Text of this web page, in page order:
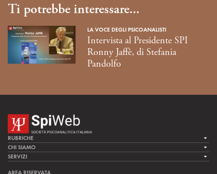
Ti potrebbe interessare...
LA VOCE DEGLI PSICOANALISTI
Intervista al Presidente SPI
Ronny Jaffè, di Stefania
Pandolfo
RUBRICHE
LA CURA
LA RICERCA
CHI SIAMO
LA SPI
TEAM DI SPIWEB
SERVIZI
AREA RISERVATA